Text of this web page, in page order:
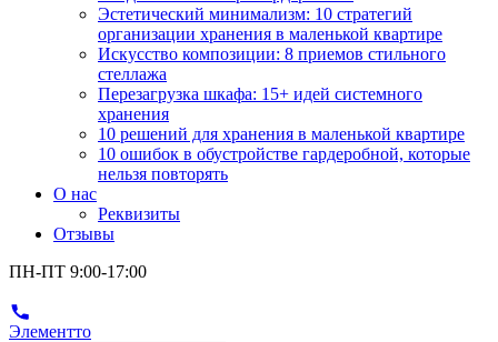
Эстетический минимализм: 10 стратегий
организации хранения в маленькой квартире
Искусство композиции: 8 приемов стильного
стеллажа
Перезагрузка шкафа: 15+ идей системного
хранения
10 решений для хранения в маленькой квартире
10 ошибок в обустройстве гардеробной, которые
нельзя повторять
О нас
Реквизиты
Отзывы
ПН-ПТ 9:00-17:00
Элементто